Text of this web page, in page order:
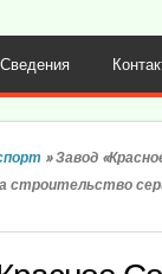
Сведения
»Завод
строительство